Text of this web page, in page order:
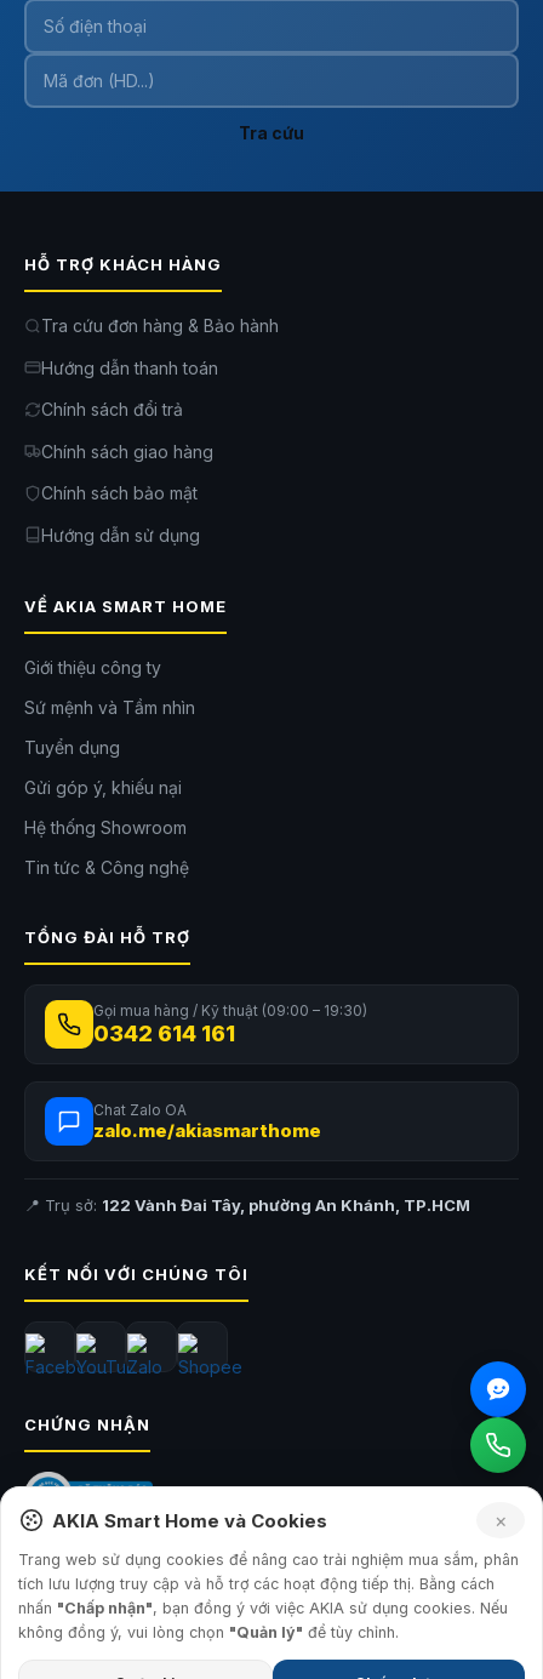
Tra cứu
HỖ TRỢ KHÁCH HÀNG
Tra cứu đơn hàng & Bảo hành
Hướng dẫn thanh toán
Chính sách đổi trả
Chính sách giao hàng
Chính sách bảo mật
Hướng dẫn sử dụng
VỀ AKIA SMART HOME
Giới thiệu công ty
Sứ mệnh và Tầm nhìn
Tuyển dụng
Gửi góp ý, khiếu nại
Hệ thống Showroom
Tin tức & Công nghệ
TỔNG ĐÀI HỖ TRỢ
Gọi mua hàng / Kỹ thuật (09:00 – 19:30)
0342 614 161
Chat Zalo OA
zalo.me/akiasmarthome
📍 Trụ sở: 122 Vành Đai Tây, phường An Khánh, TP.HCM
KẾT NỐI VỚI CHÚNG TÔI
CHỨNG NHẬN
© 2026AKIA Smart Home— Công ty TNHH Sản Xuất và Đầu Tư AKIA
GPKD: 0315793560 · Sở KH&ĐT TP.HCM · 17.07.2019
AKIA Smart Home và Cookies ×
Trang web sử dụng cookies để nâng cao trải nghiệm mua sắm, phân
tích lưu lượng truy cập và hỗ trợ các hoạt động tiếp thị. Bằng cách
nhấn "Chấp nhận", bạn đồng ý với việc AKIA sử dụng cookies. Nếu
không đồng ý, vui lòng chọn "Quản lý" để tùy chỉnh.